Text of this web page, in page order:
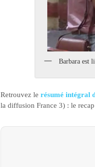
Barbara est
Retrouvez le résumé intégral
la diffusion France 3) : le